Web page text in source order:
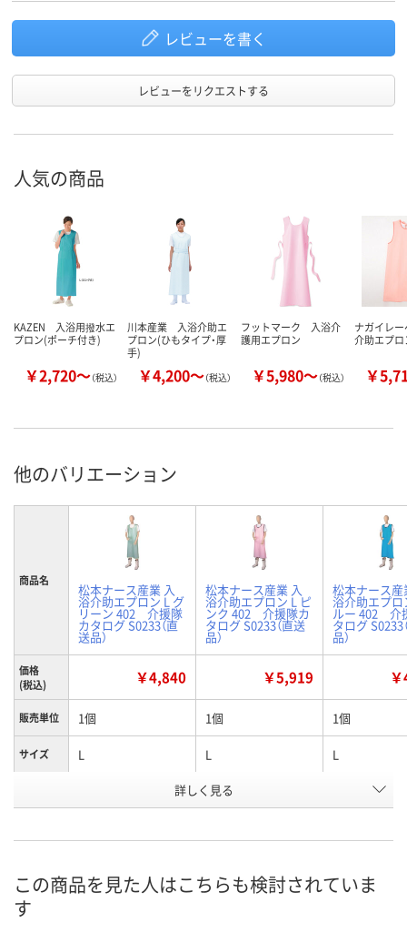
レビューを書く
レビューをリクエストする
人気の商品
KAZEN 入浴用撥水エ
プロン(ポーチ付き)
￥2,720～（税込）
川本産業 入浴介助エ
プロン(ひもタイプ・厚
手)
￥4,200～（税込）
フットマーク 入浴介
護用エプロン
￥5,980～（税込）
ナガイレ
介助エプロ
￥
他のバリエーション
商品名
松本ナース産業 入
浴介助エプロン L グ
リーン 402 介援隊
カタログ S0233（直
送品）
松本ナース産業 入
浴介助エプロン L ピ
ンク 402 介援隊カ
タログ S0233（直送
品）
松本ナース産
浴介助エプロ
ルー 402 介
タログ S0233
品）
価格
(税込)
￥4,840 ￥5,919
販売単位 1個 1個 1個
サイズ L L L
ピンク
号
お届け日
詳しく見る
この商品を見た人はこちらも検討されていま
す